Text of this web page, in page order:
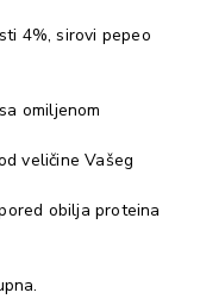
4%, sirovi pepeo
omiljenom
veličine Vašeg
obilja proteina